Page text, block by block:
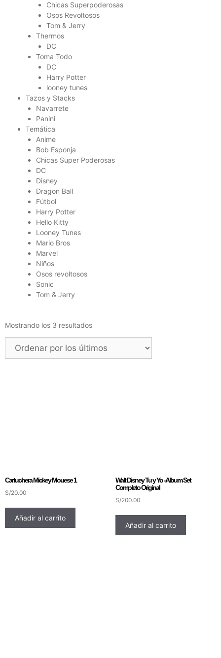
Chicas Superpoderosas
Osos Revoltosos
Tom & Jerry
Thermos
DC
Toma Todo
DC
Harry Potter
looney tunes
Tazos y Stacks
Navarrete
Panini
Temática
Anime
Bob Esponja
Chicas Super Poderosas
DC
Disney
Dragon Ball
Fútbol
Harry Potter
Hello Kitty
Looney Tunes
Mario Bros
Marvel
Niños
Osos revoltosos
Sonic
Tom & Jerry
Mostrando los 3 resultados
Cartuchera Mickey Mouese 1
S/20.00
Añadir al carrito
Walt Disney Tu y Yo -Album Set
Completo Original
S/200.00
Añadir al carrito